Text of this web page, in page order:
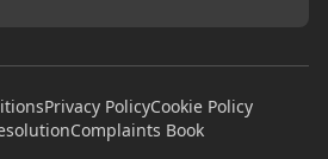
Privacy PolicyCookie Policy
Complaints Book